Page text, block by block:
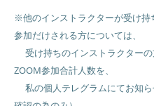
※他のインストラクターが受け持
参加だけされる方については、
受け持ちのインストラクター
ZOOM参加合計人数を、
私の個人テレグラムにてお知